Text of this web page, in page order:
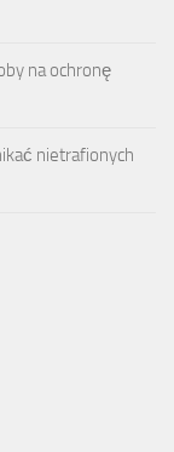
na ochronę
nietrafionych